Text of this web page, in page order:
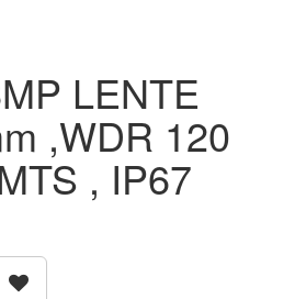
LENTE
,WDR 120
, IP67